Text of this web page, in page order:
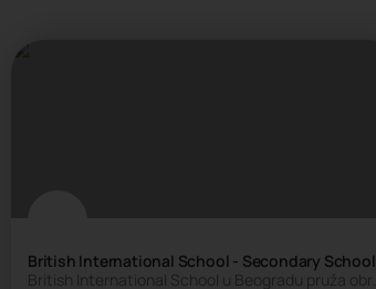
British International School - Secondary School